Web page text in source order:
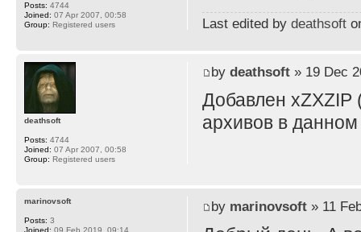
Last edited by deathsoft
Posts: 4744
Joined: 07 Apr 2007, 00:58
Group: Registered users
by deathsoft» 19 Dec
Добавлен xZXZIP
архивов в
deathsoft
Posts: 4744
Joined: 07 Apr 2007, 00:58
Group: Registered users
by marinovsoft» 11
marinovsoft
Posts: 3
Joined: 09 Feb 2019, 09:14